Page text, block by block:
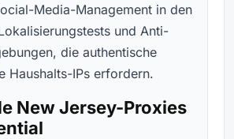
Media-Management in den
und Anti-
die authentische
Haushalts-IPs erfordern.
New Jersey-Proxies